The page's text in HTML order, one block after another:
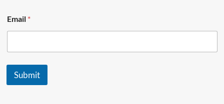
a
i
Email *
Submit